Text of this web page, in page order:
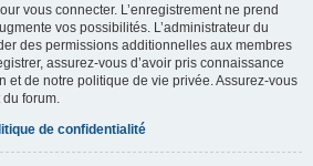
vous connecter. L’enregistrement ne prend
vos possibilités. L’administrateur du
des permissions additionnelles aux membres
assurez-vous d’avoir pris connaissance
et de notre politique de vie privée. Assurez-vous
forum.
de confidentialité